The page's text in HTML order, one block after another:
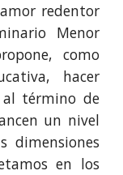
redentor
Menor
como
hacer
al término de
un nivel
dimensiones
en los